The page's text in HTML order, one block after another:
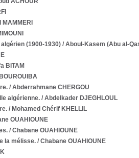
(1900-1930)/ Aboul-Kasem (Abu al-
BITAM
/ Abderrahmane CHERGOU
algérienne./ Abdelkader DJEGHLOUL
/ Mohamed Chérif KHELLIL
OUAHIOUNE
/ Chabane OUAHIOUNE
la mélisse./ Chabane OUAHIOUNE